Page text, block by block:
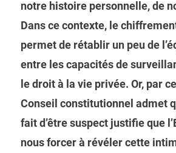
notre histoire personnelle, de
Dans ce contexte, le
permet de rétablir un peu de
entre les capacités de
le droit à la vie privée. Or, par
Conseil constitutionnel admet
fait d’être suspect justifie que
nous forcer à révéler cette